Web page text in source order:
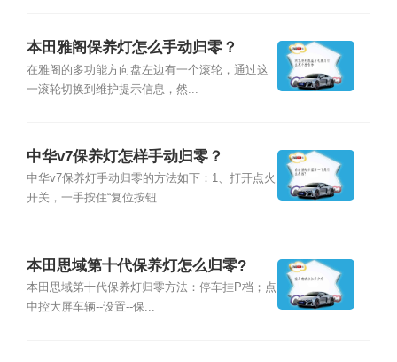
本田雅阁保养灯怎么手动归零？
在雅阁的多功能方向盘左边有一个滚轮，通过这
一滚轮切换到维护提示信息，然...
中华v7保养灯怎样手动归零？
中华v7保养灯手动归零的方法如下：1、打开点火
开关，一手按住“复位按钮...
本田思域第十代保养灯怎么归零?
本田思域第十代保养灯归零方法：停车挂P档；点
中控大屏车辆--设置--保...